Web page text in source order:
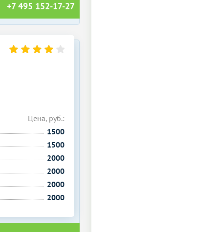
+7 495 152-17-27
Цена, руб.:
1500
1500
2000
2000
2000
2000